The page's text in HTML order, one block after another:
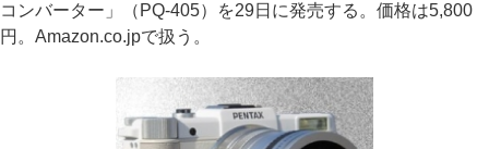
コンバーター」（PQ-405）を29日に発売する。価格は5,800
円。Amazon.co.jpで扱う。